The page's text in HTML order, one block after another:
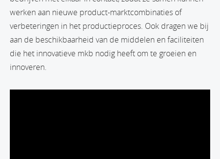
werken aan nieuwe product-marktcombinaties of
verbeteringen in het productieproces. Ook dragen we bij
aan de beschikbaarheid van de middelen en faciliteiten
die het innovatieve mkb nodig heeft om te groeien en
innoveren.